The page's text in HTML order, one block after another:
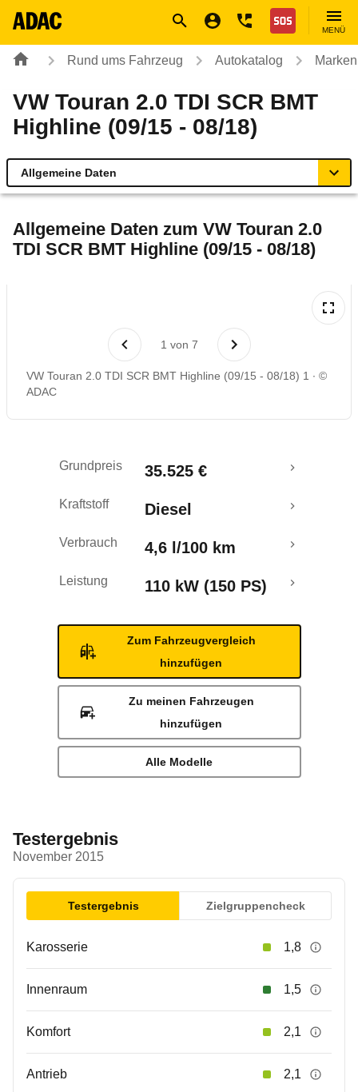
Nothilfe
MENÜ
Rund ums Fahrzeug Autokatalog
VW Touran 2.0 TDI SCR BMT
Highline (09/15 - 08/18)
Allgemeine Daten
Technische Daten
Laufende Kosten
Rückrufe & Mängel
Allgemeine Daten zum VW Touran 2.0
TDI SCR BMT Highline (09/15 - 08/18)
1 von 7
VW Touran 2.0 TDI SCR BMT Highline (09/15 - 08/18) 1
©
ADAC
Grundpreis 35.525 €
Kraftstoff Diesel
Verbrauch 4,6 l/100 km
Leistung 110 kW (150 PS)
Zum Fahrzeugvergleich
hinzufügen
Zu meinen Fahrzeugen
hinzufügen
Alle Modelle
Testergebnis
November 2015
Testergebnis Zielgruppencheck
Karosserie 1,8
Innenraum 1,5
Komfort 2,1
Antrieb 2,1